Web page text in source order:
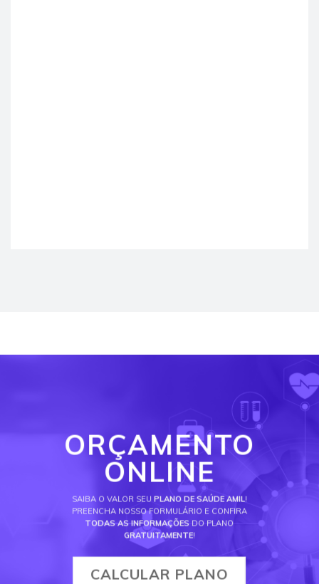
ORÇAMENTO
ONLINE
SAIBA O VALOR SEU PLANO DE SAÚDE AMIL!
PREENCHA NOSSO FORMULÁRIO E CONFIRA
TODAS AS INFORMAÇÕES DO PLANO
GRATUITAMENTE!
CALCULAR PLANO